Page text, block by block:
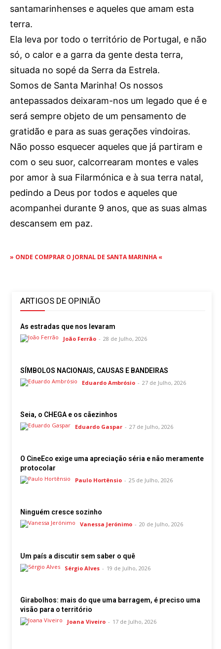
santamarinhenses e aqueles que amam esta
terra.
Ela leva por todo o território de Portugal, e não
só, o calor e a garra da gente desta terra,
situada no sopé da Serra da Estrela.
Somos de Santa Marinha! Os nossos
antepassados deixaram-nos um legado que é e
será sempre objeto de um pensamento de
gratidão e para as suas gerações vindoiras.
Não posso esquecer aqueles que já partiram e
com o seu suor, calcorrearam montes e vales
por amor à sua Filarmónica e à sua terra natal,
pedindo a Deus por todos e aqueles que
acompanhei durante 9 anos, que as suas almas
descansem em paz.
» ONDE COMPRAR O JORNAL DE SANTA MARINHA «
ARTIGOS DE OPINIÃO
As estradas que nos levaram
João Ferrão - 28 de Julho, 2026
SÍMBOLOS NACIONAIS, CAUSAS E BANDEIRAS
Eduardo Ambrósio - 27 de Julho, 2026
Seia, o CHEGA e os cãezinhos
Eduardo Gaspar - 27 de Julho, 2026
O CineEco exige uma apreciação séria e não meramente
protocolar
Paulo Hortênsio - 25 de Julho, 2026
Ninguém cresce sozinho
Vanessa Jerónimo - 20 de Julho, 2026
Um país a discutir sem saber o quê
Sérgio Alves - 19 de Julho, 2026
Girabolhos: mais do que uma barragem, é preciso uma
visão para o território
Joana Viveiro - 17 de Julho, 2026